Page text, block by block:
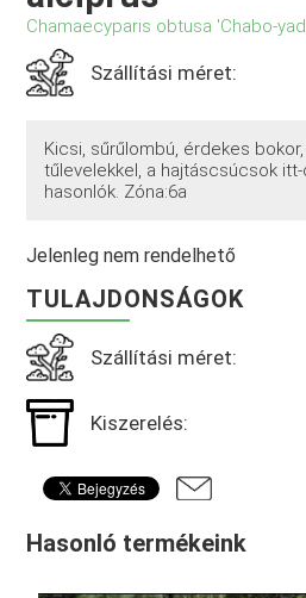
Chamaecyparis obtusa 'Chabo-
Szállítási méret:
Kicsi, sűrűlombú, érdekes
tűlevelekkel, a hajtáscsúcsok
hasonlók. Zóna:6a
Jelenleg nem rendelhető
TULAJDONSÁGOK
Szállítási méret:
Kiszerelés:
Hasonló termékeink